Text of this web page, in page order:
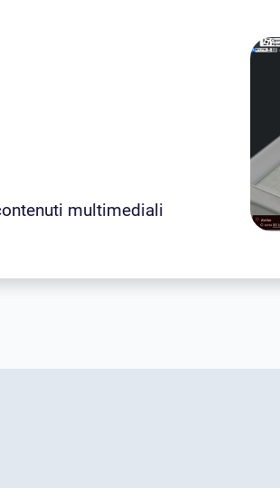
multimediali